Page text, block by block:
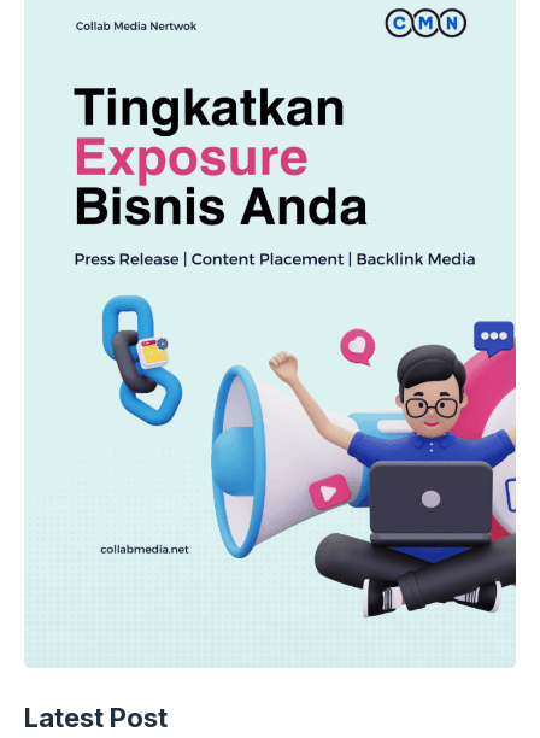
Latest Post